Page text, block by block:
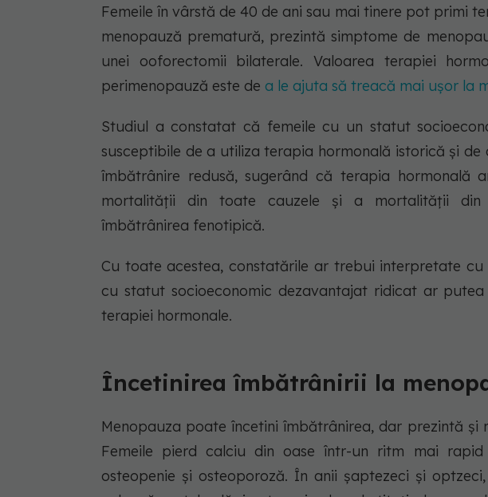
Femeile în vârstă de 40 de ani sau mai tinere pot primi
menopauză prematură, prezintă simptome de
unei ooforectomii bilaterale. Valoarea terapiei
perimenopauză este de a le ajuta să treacă mai ușor la
Studiul a constatat că femeile cu un statut
susceptibile de a utiliza terapia hormonală istorică și
îmbătrânire redusă, sugerând că terapia hormonală
mortalității din toate cauzele și a mortalității din
îmbătrânirea fenotipică.
Cu toate acestea, constatările ar trebui interpretate cu
cu statut socioeconomic dezavantajat ridicat ar
terapiei hormonale.
Încetinirea îmbătrânirii la
Menopauza poate încetini îmbătrânirea, dar prezintă și
Femeile pierd calciu din oase într-un ritm mai
osteopenie și osteoporoză. În anii șaptezeci și